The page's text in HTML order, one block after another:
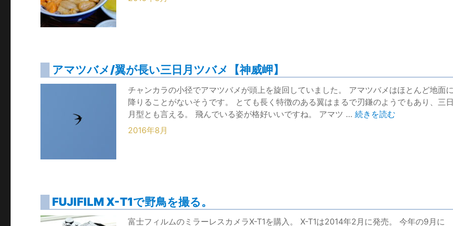
アマツバメ/翼が長い三日月ツバメ【神威岬】
チャンカラの小径でアマツバメが頭上を旋回していました。 アマツバメはほとんど地面に
降りることがないそうです。 とても長く特徴のある翼はまるで刃鎌のようでもあり、三日
月型とも言える。 飛んでいる姿が格好いいですね。 アマツ …“アマツバメ/翼が長い三日
続きを読む
2016年8月
FUJIFILM X-T1で野鳥を撮る。
富士フィルムのミラーレスカメラX-T1を購入。 X-T1は2014年2月に発売。 今年の9月に